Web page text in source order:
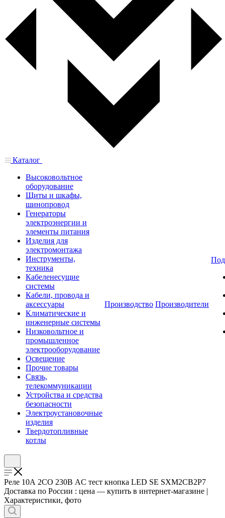
Каталог
Высоковольтное
оборудование
Щиты и шкафы,
шинопровод
Генераторы
электроэнергии и
элементы питания
Изделия для
электромонтажа
Инструменты,
техника
Кабеленесущие
системы
Кабели, провода и
аксессуары
Климатические и
инженерные системы
Низковольтное и
промышленное
электрооборудование
Освещение
Прочие товары
Связь,
телекоммуникации
Устройства и средства
безопасности
Электроустановочные
изделия
Твердотопливные
котлы
Производство Производители
Реле 10А 2CO 230В AC тест кнопка LED SE SXM2CB2P7
Доставка по России : цена — купить в интернет-магазине |
Характеристики, фото